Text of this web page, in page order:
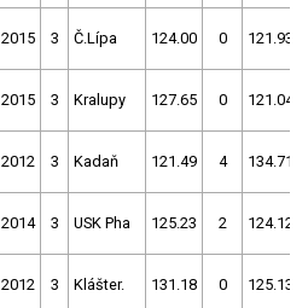
2015 3 Č.Lípa 124.00 0 121.93
2015 3 Kralupy 127.65 0 121.04
2012 3 Kadaň 121.49 4 134.71
2014 3 USK Pha 125.23 2 124.12
2012 3 Klášter. 131.18 0 125.13